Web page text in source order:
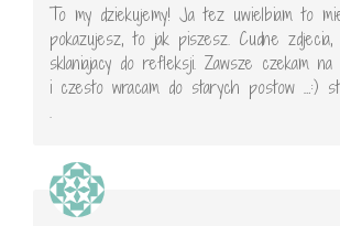
To my dziekujemy! Ja tez uwielbiam to
pokazujesz, to jak piszesz. Cudne
sklaniajacy do refleksji. Zawsze czekam
i czesto wracam do starych postow …:)
.